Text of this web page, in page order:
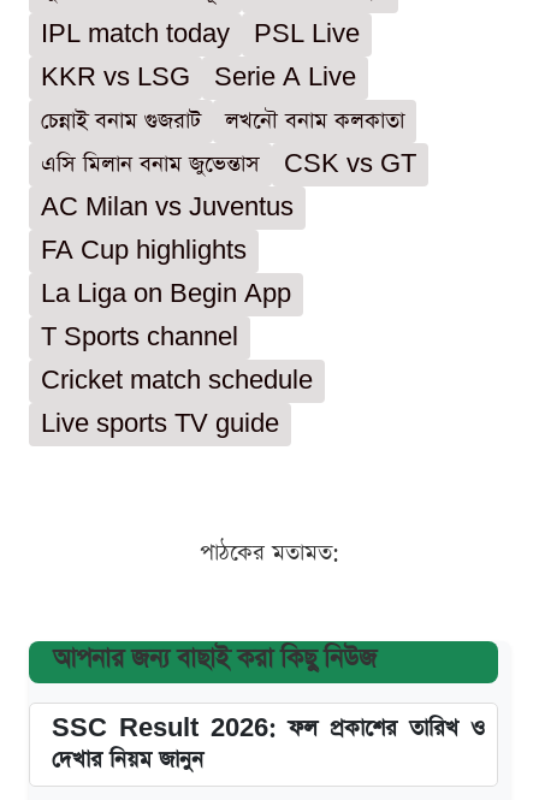
IPL match today
PSL Live
KKR vs LSG
Serie A Live
চেন্নাই বনাম গুজরাট
লখনৌ বনাম কলকাতা
এসি মিলান বনাম জুভেন্তাস
CSK vs GT
AC Milan vs Juventus
FA Cup highlights
La Liga on Begin App
T Sports channel
Cricket match schedule
Live sports TV guide
পাঠকের মতামত:
আপনার জন্য বাছাই করা কিছু নিউজ
SSC Result 2026: ফল প্রকাশের তারিখ ও
দেখার নিয়ম জানুন